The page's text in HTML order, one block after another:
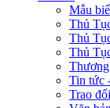
Mẫu
Thủ
Thủ
Thủ
Tin tức
Trao